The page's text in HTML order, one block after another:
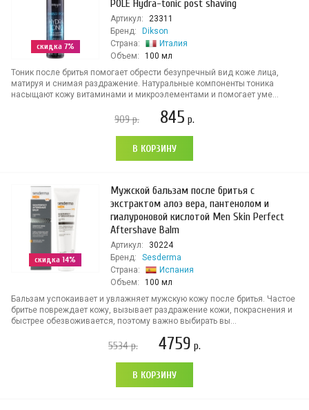
скидка 7%
POLE Hydra-tonic post shaving
Артикул:
23311
Бренд:
Dikson
Страна:
Италия
Объем:
100 мл
Тоник после бритья помогает обрести безупречный вид коже лица,
матируя и снимая раздражение. Натуральные компоненты тоника
насыщают кожу витаминами и микроэлементами и помогает уме...
909р. 845 р.
В КОРЗИНУ
скидка 14%
Мужской бальзам после бритья с
экстрактом алоэ вера, пантенолом и
гиалуроновой кислотой Men Skin Perfect
Aftershave Balm
Артикул:
30224
Бренд:
Sesderma
Страна:
Испания
Объем:
100 мл
Бальзам успокаивает и увлажняет мужскую кожу после бритья. Частое
бритье повреждает кожу, вызывает раздражение кожи, покраснения и
быстрее обезвоживается, поэтому важно выбирать вы...
5534р. 4759 р.
В КОРЗИНУ